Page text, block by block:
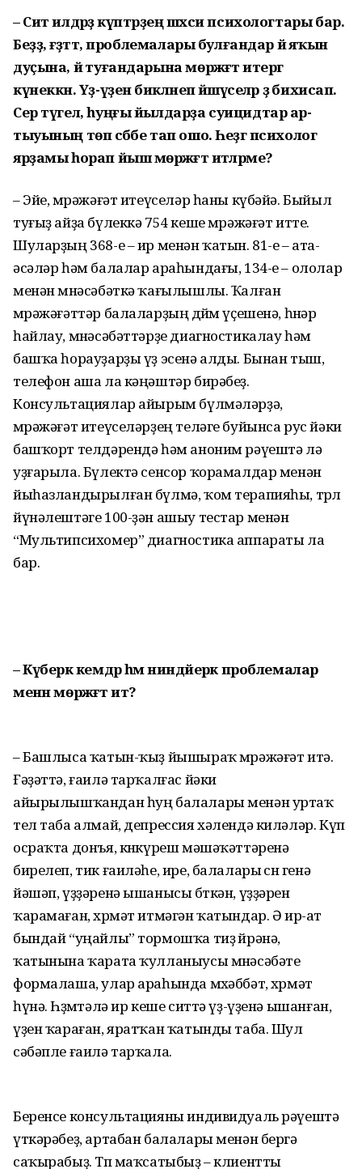
– Сит илдәрҙә күптәрҙең шәхси психологтары бар.
Беҙҙә, ғәҙәттә, проблемалары булғандар йә яҡын
дуҫына, йә туғандарына мөрәжәғәт итергә
күнеккән. Үҙ-үҙенә бикләнеп йәшәүселәр ҙә бихисап.
Сер түгел, һуңғы йылдарҙа суицидтар ар­
тыуының төп сәбәбе тап ошо. Һеҙгә психолог
ярҙамы һорап йыш мөрәжәғәт итәләрме?
– Эйе, мөрәжәғәт итеүселәр һаны күбәйә. Быйыл
туғыҙ айҙа бүлеккә 754 кеше мөрәжәғәт итте.
Шуларҙың 368-е – ир менән ҡатын. 81-е – ата-
әсәләр һәм балалар араһындағы, 134-е – ололар
менән мөнәсәбәткә ҡағылышлы. Ҡалған
мөрәжәғәттәр балаларҙың дөйөм үҫешенә, һөнәр
һайлау, мө­нәсәбәттәрҙе диагностикалау һәм
башҡа һорауҙарҙы үҙ эсенә алды. Бынан тыш,
телефон аша ла кәңәштәр бирәбеҙ.
Консультациялар айырым бүлмәләрҙә,
мөрәжәғәт итеүселәрҙең теләге буйынса рус йәки
башҡорт телдәрендә һәм аноним рәүештә лә
уҙғарыла. Бүлектә сенсор ҡорамалдар менән
йыһазландырылған бүлмә, ҡом терапияһы, төрлө
йүнәлештәге 100-ҙән ашыу тестар менән
“Мультипсихомер” диагностика аппараты ла
бар.
– Күберәк кемдәр һәм ниндәйерәк проблемалар
менән мөрәжәғәт итә?
– Башлыса ҡатын-ҡыҙ йышыраҡ мөрәжәғәт итә.
Ғәҙәттә, ғаилә тарҡалғас йәки
айырылышҡандан һуң балалары менән уртаҡ
тел таба алмай, депрессия хәлендә киләләр. Күп
осраҡта донъя, көнкүреш мәшәҡәттәренә
бирелеп, тик ғаиләһе, ире, балалары өсөн генә
йәшәп, үҙҙәренә ышанысы бөткән, үҙҙәрен
ҡарамаған, хөрмәт итмәгән ҡатындар. Ә ир-ат
бындай “уңайлы” тормошҡа тиҙ өйрәнә,
ҡатынына ҡарата ҡулланыусы мөнәсәбәте
формалаша, улар араһында мөхәббәт, хөрмәт
һүнә. Һөҙөмтәлә ир кеше ситтә үҙ-үҙенә ышанған,
үҙен ҡараған, яратҡан ҡа­тынды таба. Шул
сәбәпле ғаилә тарҡала.
Беренсе консультацияны индивидуаль рәүештә
үткәрәбеҙ, артабан балалары менән бергә
саҡырабыҙ. Төп маҡсатыбыҙ – клиентты